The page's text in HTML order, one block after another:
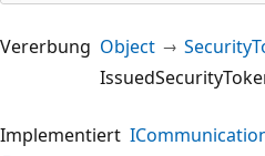
Vererbung Object
Implementiert